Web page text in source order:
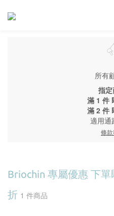
所有
指定
滿 1 件
滿 2 件
適用通
條
Briochin 專屬優惠 下
折 1 件商品